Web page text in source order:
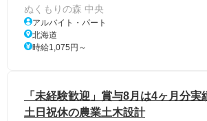
ぬくもりの森 中央
アルバイト・パート
北海道
時給1,075円～
「未経験歓迎」賞与8月は4ヶ月分実
土日祝休の農業土木設計